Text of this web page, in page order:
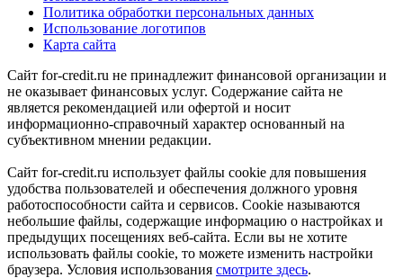
Политика обработки персональных данных
Использование логотипов
Карта сайта
Сайт for-credit.ru не принадлежит финансовой организации и
не оказывает финансовых услуг. Содержание сайта не
является рекомендацией или офертой и носит
информационно-справочный характер основанный на
субъективном мнении редакции.
Сайт for-credit.ru использует файлы cookie для повышения
удобства пользователей и обеспечения должного уровня
работоспособности сайта и сервисов. Cookie называются
небольшие файлы, содержащие информацию о настройках и
предыдущих посещениях веб-сайта. Если вы не хотите
использовать файлы cookie, то можете изменить настройки
браузера. Условия использования смотрите здесь.